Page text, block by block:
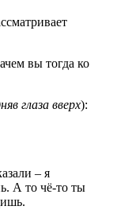
вы тогда ко
глаза вверх):
– я
А то чё-то ты